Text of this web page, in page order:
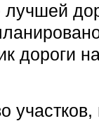
лучшей
дороги